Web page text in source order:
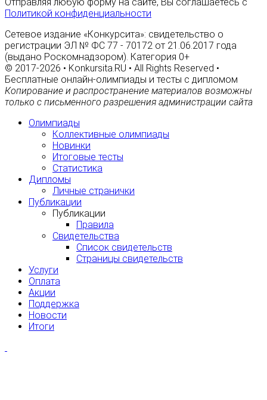
Политикой конфиденциальности
Сетевое издание «Конкурсита»: свидетельство о
регистрации ЭЛ № ФС 77 - 70172 от 21.06.2017 года
(выдано Роскомнадзором). Категория 0+
© 2017-2026 • Konkursita.RU • All Rights Reserved •
Бесплатные онлайн-олимпиады и тесты с дипломом
Копирование и распространение материалов возможны
только с письменного разрешения администрации сайта
Олимпиады
Коллективные олимпиады
Новинки
Итоговые тесты
Статистика
Дипломы
Личные странички
Публикации
Публикации
Правила
Свидетельства
Список свидетельств
Страницы свидетельств
Услуги
Оплата
Акции
Поддержка
Новости
Итоги